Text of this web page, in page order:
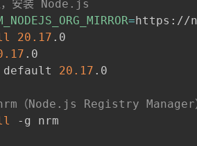
，安装 Node.js
=https://
20.17 .0
.0
default 20.17 .0
（Node.js Registry Manager
-g nrm